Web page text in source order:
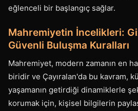
eğlenceli bir başlangıç sağlar.
Mahremiyetin İncelikleri:
Güvenli Buluşma Kuralları
Mahremiyet, modern zamanın en
biridir ve Çayıralan'da bu kavram,
yaşamanın getirdiği dinamiklerle
korumak için, kişisel bilgilerin